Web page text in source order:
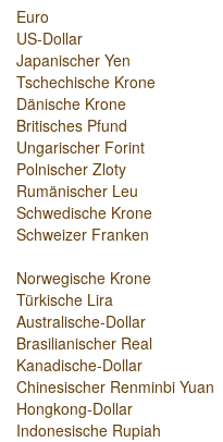
Euro
US-Dollar
Japanischer Yen
Tschechische Krone
Dänische Krone
Britisches Pfund
Ungarischer Forint
Polnischer Zloty
Rumänischer Leu
Schwedische Krone
Schweizer Franken
Norwegische Krone
Türkische Lira
Australische-Dollar
Brasilianischer Real
Kanadische-Dollar
Chinesischer Renminbi Yuan
Hongkong-Dollar
Indonesische Rupiah